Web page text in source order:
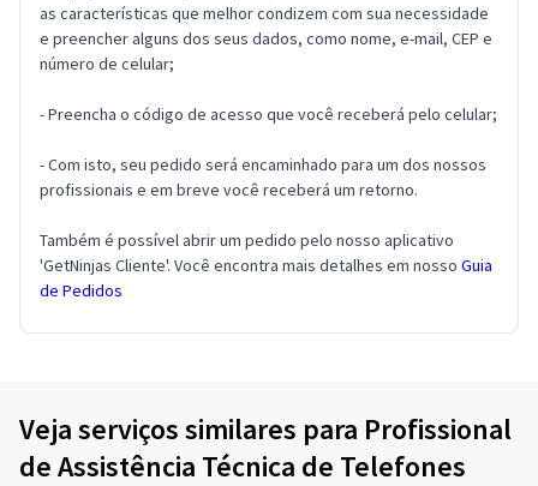
as características que melhor condizem com sua necessidade
e preencher alguns dos seus dados, como nome, e-mail, CEP e
número de celular;
- Preencha o código de acesso que você receberá pelo celular;
- Com isto, seu pedido será encaminhado para um dos nossos
profissionais e em breve você receberá um retorno.
Também é possível abrir um pedido pelo nosso aplicativo
'GetNinjas Cliente'. Você encontra mais detalhes em nosso Guia
de Pedidos
Veja serviços similares para Profissional
de Assistência Técnica de Telefones